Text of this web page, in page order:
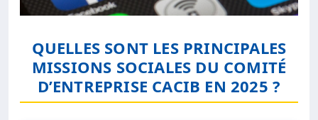
QUELLES SONT LES PRINCIPALES
MISSIONS SOCIALES DU COMITÉ
D’ENTREPRISE CACIB EN 2025 ?